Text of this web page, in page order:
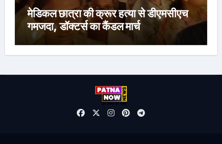
मेडिकल छात्रा की क्रूर हत्या से डीएमसीएच
गमजदा, डॉक्टर्स का कैंडल मार्च